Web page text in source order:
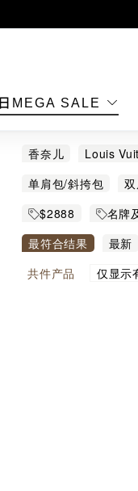
MEGA SALE
香奈儿 Louis
Balenciaga
Palm Angels
单肩包/斜挎包
$2888 名牌
Louis Vuitton 手袋
最符合结果 最新
共件产品 仅显示